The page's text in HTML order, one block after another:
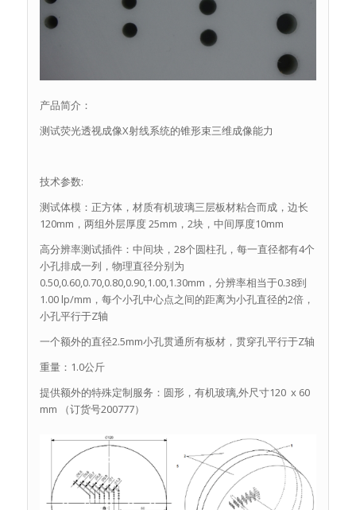
产品简介：
测试荧光透视成像X射线系统的锥形束三维成像能力
技术参数:
测试体模：正方体，材质有机玻璃三层板材粘合而成，边长
120mm，两组外层厚度 25mm，2块，中间厚度10mm
高分辨率测试插件：中间块，28个圆柱孔，每一直径都有4个
小孔排成一列，物理直径分别为
0.50,0.60,0.70,0.80,0.90,1.00,1.30mm，分辨率相当于0.38到
1.00 lp/mm，每个小孔中心点之间的距离为小孔直径的2倍，
小孔平行于Z轴
一个额外的直径2.5mm小孔贯通所有板材，贯穿孔平行于Z轴
重量：1.0公斤
提供额外的特殊定制服务：圆形，有机玻璃,外尺寸120 x 60
mm （订货号200777）